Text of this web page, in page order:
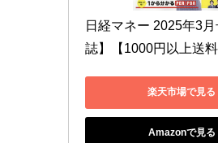
日経マネー 2025年3
誌】【1000円以上送料
楽天市場で見る
Amazonで見る